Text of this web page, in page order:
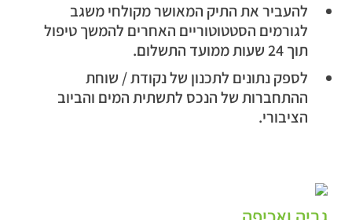
להעביר את התיק המאושר מקולחי משגב
לגורמים הסטטוטוריים האחרים להמשך טיפול
תוך 24 שעות ממועד התשלום.
לספק נתונים לתכנון של נקודת / שוחת
ההתחברות של הנכס לתשתית המים והביוב
הציבורי.